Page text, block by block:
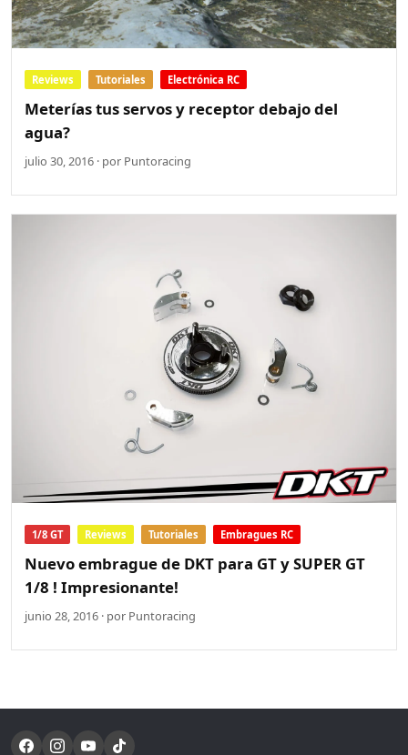
Reviews Tutoriales Electrónica RC
Meterías tus servos y receptor debajo del
agua?
julio 30, 2016 · por Puntoracing
1/8 GT Reviews Tutoriales Embragues RC
Nuevo embrague de DKT para GT y SUPER GT
1/8 ! Impresionante!
junio 28, 2016 · por Puntoracing